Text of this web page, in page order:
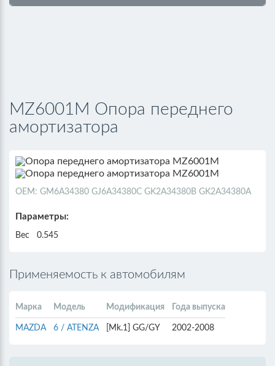
MZ6001M Опора переднего
амортизатора
ОЕМ: GM6A34380 GJ6A34380C GK2A34380B GK2A34380A
Параметры:
Вес 0.545
Применяемость к автомобилям
Марка Модель Модификация Года выпуска
MAZDA 6 / ATENZA [Mk.1] GG/GY 2002-2008